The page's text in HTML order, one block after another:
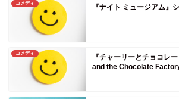
コメディ 『ナイト ミュージアム』
コメディ
『チャーリーとチョコ
and the Chocolate